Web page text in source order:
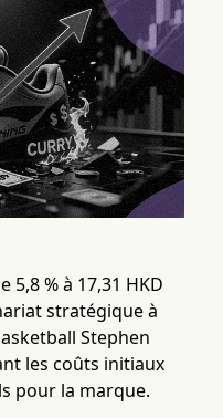
5,8 % à 17,31 HKD
stratégique à
Stephen
les coûts initiaux
pour la marque.